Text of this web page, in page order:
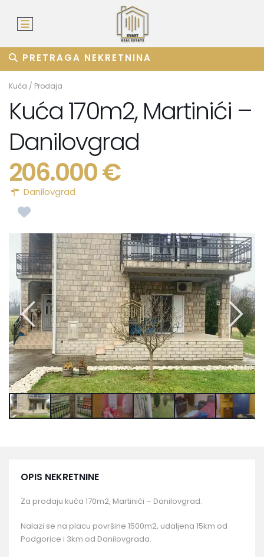
PRETRAGA NEKRETNINA
Kuća / Prodaja
Kuća 170m2, Martinići –
Danilovgrad
206.000 €
Danilovgrad
OPIS NEKRETNINE
Za prodaju kuća 170m2, Martinići – Danilovgrad.
Nalazi se na placu površine 1500m2, udaljena 15km od
Podgorice i 3km od Danilovgrada.